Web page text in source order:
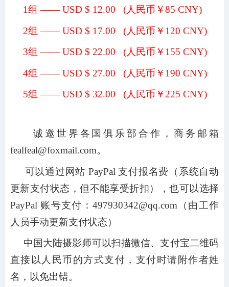
1组 —— USD $ 12.00 (人民币￥85 CNY)
2组 —— USD $ 17.00 (人民币￥120 CNY)
3组 —— USD $ 22.00 (人民币￥155 CNY)
4组 —— USD $ 27.00 (人民币￥190 CNY)
5组 —— USD $ 32.00 (人民币￥225 CNY)
诚邀世界各国俱乐部合作，商务邮箱
fealfeal@foxmail.com。
可以通过网站 PayPal 支付报名费（系统自动
更新支付状态，但不能享受折扣），也可以选择
PayPal 账号支付：497930342@qq.com（由工作
人员手动更新支付状态）
中国大陆摄影师可以扫描微信、支付宝二维码
直接以人民币的方式支付，支付时请附作者姓
名，以免出错。